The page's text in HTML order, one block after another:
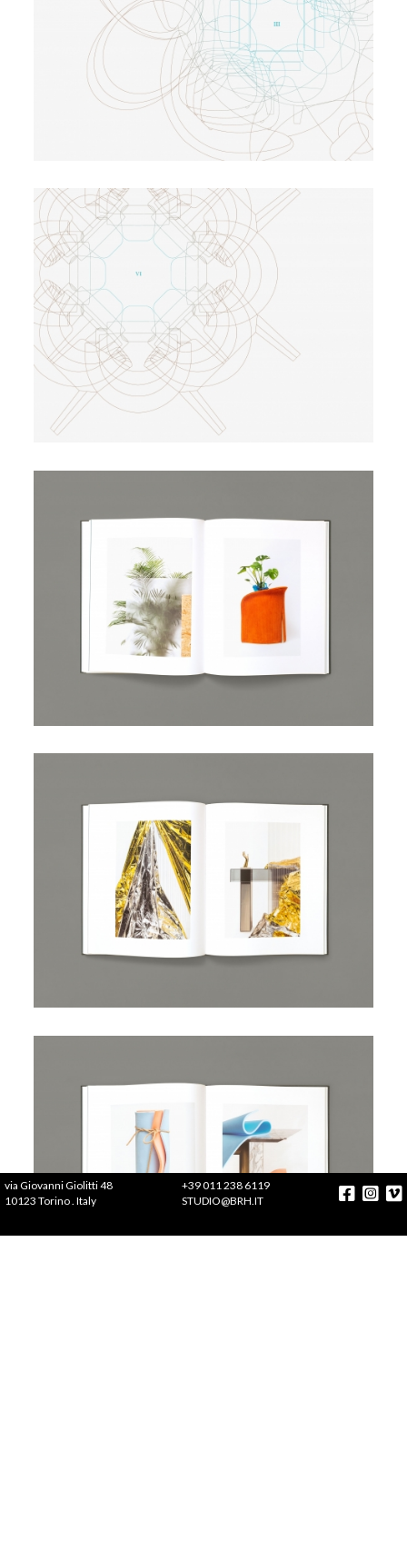
via Giovanni Giolitti 48
10123 Torino . Italy
+39 011 238 6119
STUDIO@BRH.IT